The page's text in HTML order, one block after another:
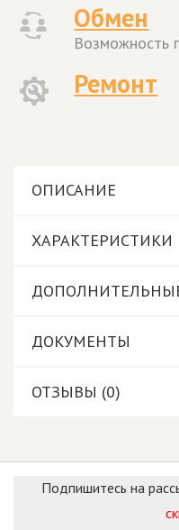
Обмен
Возможность
Ремонт
ОПИСАНИЕ
ХАРАКТЕРИСТИКИ
ДОКУМЕНТЫ
ОТЗЫВЫ (0)
Подпишитесь на